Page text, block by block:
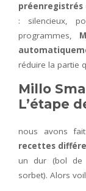
préenregistrés
: silencieux,
programmes,
réduire la partie
Millo
L’étape
nous avons
recettes
un dur (bol de
sorbet). Alors